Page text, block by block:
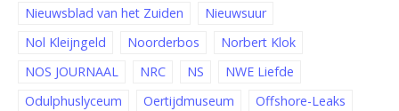
Nieuwsblad van het Zuiden
Nieuwsuur
Nol Kleijngeld
Noorderbos
Norbert Klok
NOS JOURNAAL
NRC NS
NWE Liefde
Odulphuslyceum
Oertijdmuseum
Offshore-Leaks